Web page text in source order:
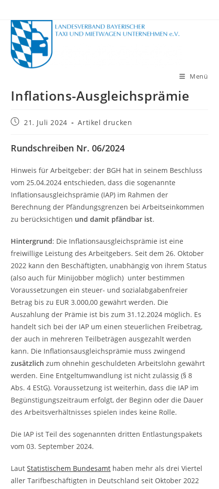
Inhalt
springen
Menü
Inflations-Ausgleichsprämie
Beitrag21. Juli 2024 Artikel drucken
Rundschreiben Nr. 06/2024
Hinweis für Arbeitgeber: der BGH hat in seinem Beschluss
vom 25.04.2024 entschieden, dass die sogenannte
Inflationsausgleichsprämie (IAP) im Rahmen der
Berechnung der Pfändungsgrenzen bei Arbeitseinkommen
zu berücksichtigen und damit pfändbar ist.
Hintergrund: Die Inflationsausgleichsprämie ist eine
freiwillige Leistung des Arbeitgebers. Seit dem 26. Oktober
2022 kann den Beschäftigten, unabhängig von ihrem Status
(also auch für Minijobber möglich) unter bestimmen
Voraussetzungen ein steuer- und sozialabgabenfreier
Betrag bis zu EUR 3.000,00 gewährt werden. Die
Auszahlung der Prämie ist bis zum 31.12.2024 möglich. Es
handelt sich bei der IAP um einen steuerlichen Freibetrag,
der auch in mehreren Teilbeträgen ausgezahlt werden
kann. Die Inflationsausgleichsprämie muss zwingend
zusätzlich zum ohnehin geschuldeten Arbeitslohn gewährt
werden. Eine Entgeltumwandlung ist nicht zulässig (§ 8
Abs. 4 EStG). Voraussetzung ist weiterhin, dass die IAP im
Begünstigungszeitraum erfolgt, der Beginn oder die Dauer
des Arbeitsverhältnisses spielen indes keine Rolle.
Die IAP ist Teil des sogenannten dritten Entlastungspakets
vom 03. September 2024.
LautStatistischem Bundesamt haben mehr als drei Viertel
aller Tarifbeschäftigten in Deutschland seit Oktober 2022